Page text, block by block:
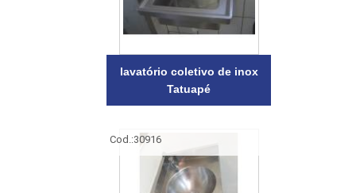
lavatório coletivo de inox
Tatuapé
Cod.:30916